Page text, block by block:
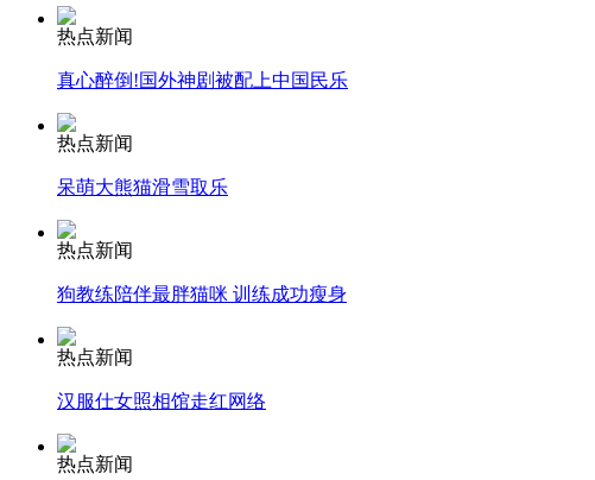
消防员救轻生者 花炮节热闹非凡 减压"枕头大战"
纽约上演“枕头大战”
司机酒驾遇交警 急速倒车逃窜
热点新闻
真心醉倒!国外神剧被配上中国民乐
热点新闻
呆萌大熊猫滑雪取乐
热点新闻
狗教练陪伴最胖猫咪 训练成功瘦身
热点新闻
汉服仕女照相馆走红网络
热点新闻